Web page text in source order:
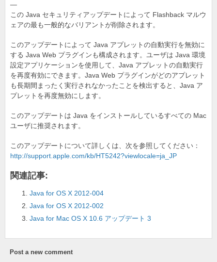
b
o
o
k
—
この Java セキュリティアップデートによって Flashback マルウ
ェアの最も一般的なバリアントが削除されます。
このアップデートによって Java アプレットの自動実行を無効に
する Java Web プラグインも構成されます。ユーザは Java 環境
設定アプリケーションを使用して、Java アプレットの自動実行
を再度有効にできます。Java Web プラグインがどのアプレット
も長期間まったく実行されなかったことを検出すると、Java ア
プレットを再度無効にします。
このアップデートは Java をインストールしているすべての Mac
ユーザに推奨されます。
このアップデートについて詳しくは、次を参照してください：
http://support.apple.com/kb/HT5242?viewlocale=ja_JP
関連記事:
Java for OS X 2012-004
Java for OS X 2012-002
Java for Mac OS X 10.6 アップデート 3
Post a new comment